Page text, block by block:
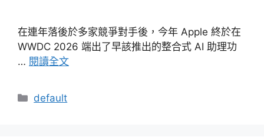
在連年落後於多家競爭對手後，今年 Apple 終於在
WWDC 2026 端出了早該推出的整合式 AI 助理功
… 閱讀全文
分
default